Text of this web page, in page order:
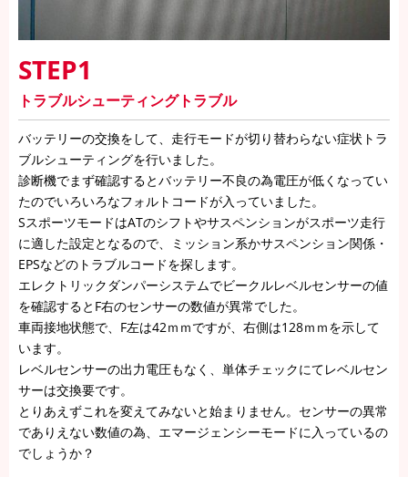
STEP1
トラブルシューティングトラブル
バッテリーの交換をして、走行モードが切り替わらない症状トラ
ブルシューティングを行いました。
診断機でまず確認するとバッテリー不良の為電圧が低くなってい
たのでいろいろなフォルトコードが入っていました。
SスポーツモードはATのシフトやサスペンションがスポーツ走行
に適した設定となるので、ミッション系かサスペンション関係・
EPSなどのトラブルコードを探します。
エレクトリックダンパーシステムでビークルレベルセンサーの値
を確認するとF右のセンサーの数値が異常でした。
車両接地状態で、F左は42ｍｍですが、右側は128ｍｍを示して
います。
レベルセンサーの出力電圧もなく、単体チェックにてレベルセン
サーは交換要です。
とりあえずこれを変えてみないと始まりません。センサーの異常
でありえない数値の為、エマージェンシーモードに入っているの
でしょうか？